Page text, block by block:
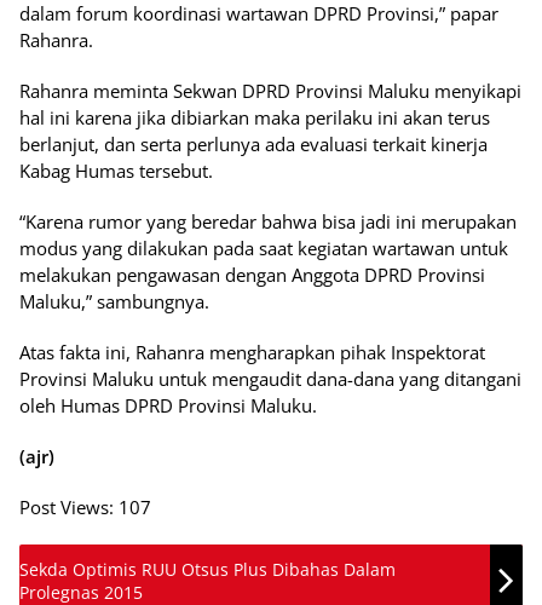
dalam forum koordinasi wartawan DPRD Provinsi,” papar
Rahanra.
Rahanra meminta Sekwan DPRD Provinsi Maluku menyikapi
hal ini karena jika dibiarkan maka perilaku ini akan terus
berlanjut, dan serta perlunya ada evaluasi terkait kinerja
Kabag Humas tersebut.
“Karena rumor yang beredar bahwa bisa jadi ini merupakan
modus yang dilakukan pada saat kegiatan wartawan untuk
melakukan pengawasan dengan Anggota DPRD Provinsi
Maluku,” sambungnya.
Atas fakta ini, Rahanra mengharapkan pihak Inspektorat
Provinsi Maluku untuk mengaudit dana-dana yang ditangani
oleh Humas DPRD Provinsi Maluku.
(ajr)
Post Views: 107
Sekda Optimis RUU Otsus Plus Dibahas Dalam
Prolegnas 2015